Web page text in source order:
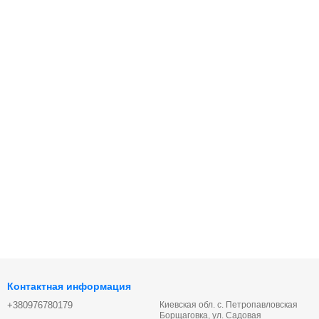
Контактная информация
+380976780179
Киевская обл. с. Петропавловская
Борщаговка, ул. Садовая